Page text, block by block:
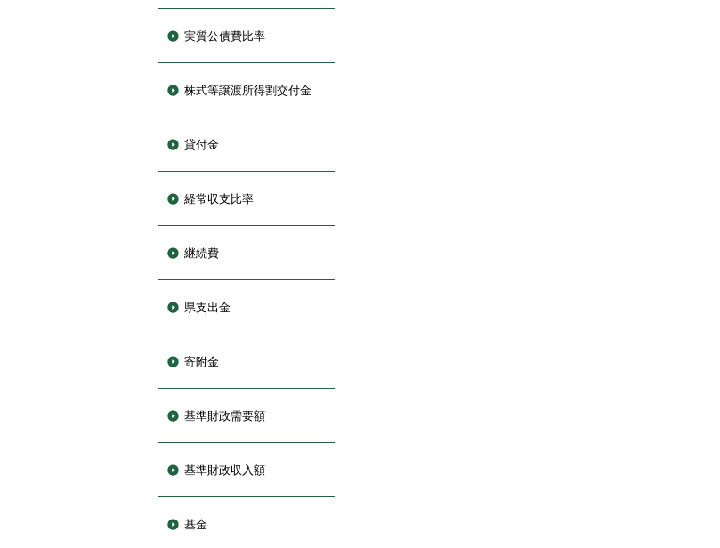
実質公債費比率
株式等譲渡所得割交付金
貸付金
経常収支比率
継続費
県支出金
寄附金
基準財政需要額
基準財政収入額
基金